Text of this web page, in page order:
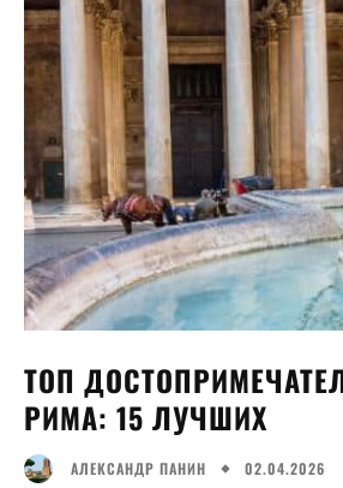
ТОП
РИМА: 15 ЛУЧШИХ
АЛЕКСАНДР ПАНИН 02.04.2026